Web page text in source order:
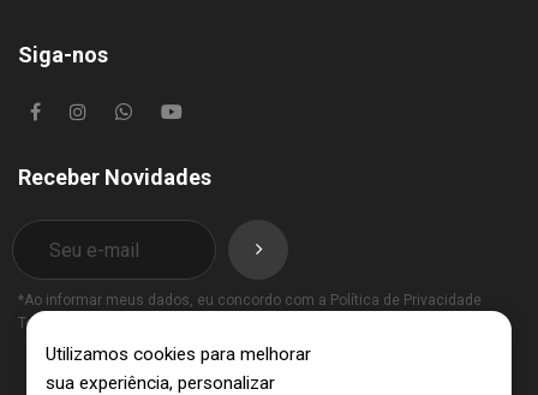
Siga-nos
Receber Novidades
*Ao informar meus dados, eu concordo com a Política de Privacidade
Termos de Uso
Utilizamos cookies para melhorar
sua experiência, personalizar